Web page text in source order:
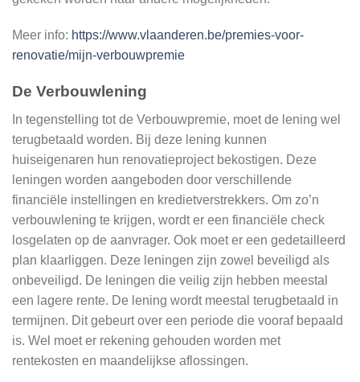
Meer info: https://www.vlaanderen.be/premies-voor-
renovatie/mijn-verbouwpremie
De Verbouwlening
In tegenstelling tot de Verbouwpremie, moet de lening wel
terugbetaald worden. Bij deze lening kunnen
huiseigenaren hun renovatieproject bekostigen. Deze
leningen worden aangeboden door verschillende
financiële instellingen en kredietverstrekkers. Om zo’n
verbouwlening te krijgen, wordt er een financiële check
losgelaten op de aanvrager. Ook moet er een gedetailleerd
plan klaarliggen. Deze leningen zijn zowel beveiligd als
onbeveiligd. De leningen die veilig zijn hebben meestal
een lagere rente. De lening wordt meestal terugbetaald in
termijnen. Dit gebeurt over een periode die vooraf bepaald
is. Wel moet er rekening gehouden worden met
rentekosten en maandelijkse aflossingen.